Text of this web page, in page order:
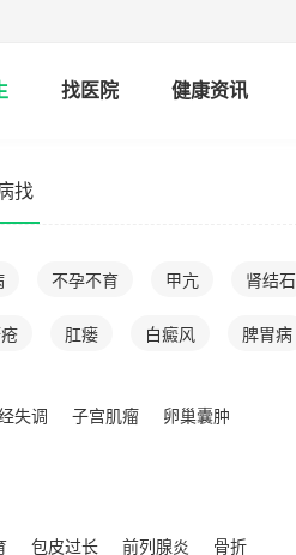
找医院 健康资讯
找
不孕不育 甲亢 肾结石
肛瘘 白癜风 脾胃病
失调 子宫肌瘤
卵巢囊肿
包皮过长 前列腺炎 骨折